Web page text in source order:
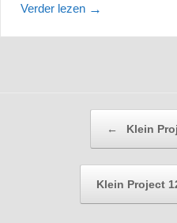
Verder lezen →
← Klein
Klein Project